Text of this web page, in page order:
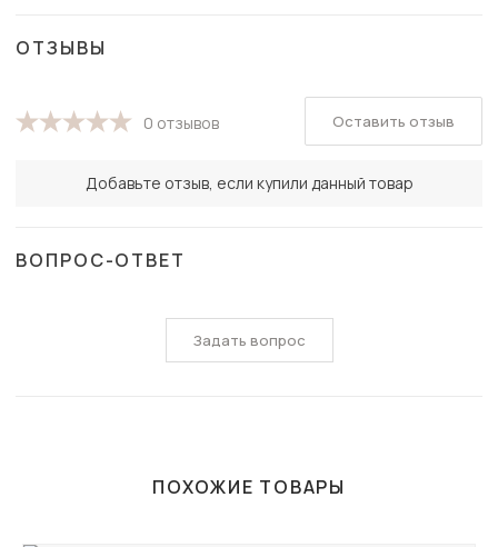
ОТЗЫВЫ
0 отзывов
Добавьте отзыв, если купили данный товар
Оставить отзыв
ВОПРОС-ОТВЕТ
Задать вопрос
ПОХОЖИЕ ТОВАРЫ